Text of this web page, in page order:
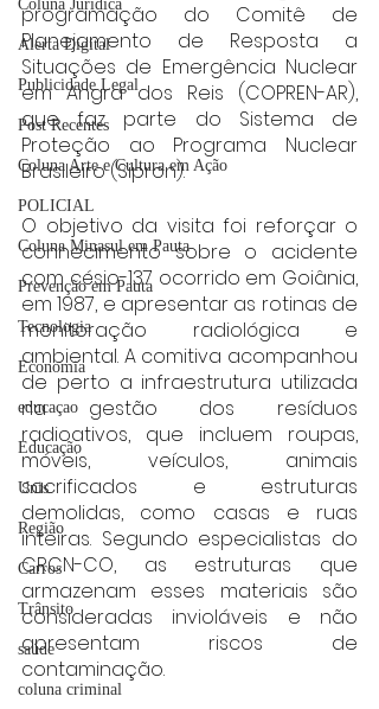
Coluna Jurídica
Alerta Digital
Publicidade Legal
Post Recentes
Coluna Arte e Cultura em Ação
POLICIAL
Coluna Minasul em Pauta
Prevenção em Pauta
Tecnologia
Economia
educaçao
Educação
Unis
Região
Carros
Trânsito
saúde
coluna criminal
programação do Comitê de
Planejamento de Resposta a
Situações de Emergência Nuclear
em Angra dos Reis (COPREN-AR),
que faz parte do Sistema de
Proteção ao Programa Nuclear
Brasileiro (Sipron).
O objetivo da visita foi reforçar o
conhecimento sobre o acidente
com césio-137 ocorrido em Goiânia,
em 1987, e apresentar as rotinas de
monitoração radiológica e
ambiental. A comitiva acompanhou
de perto a infraestrutura utilizada
na gestão dos resíduos
radioativos, que incluem roupas,
móveis, veículos, animais
sacrificados e estruturas
demolidas, como casas e ruas
inteiras. Segundo especialistas do
CRCN-CO, as estruturas que
armazenam esses materiais são
consideradas invioláveis e não
apresentam riscos de
contaminação.